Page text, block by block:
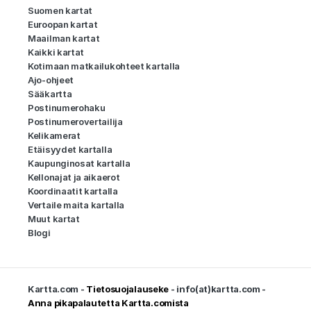
Suomen kartat
Euroopan kartat
Maailman kartat
Kaikki kartat
Kotimaan matkailukohteet kartalla
Ajo-ohjeet
Sääkartta
Postinumerohaku
Postinumerovertailija
Kelikamerat
Etäisyydet kartalla
Kaupunginosat kartalla
Kellonajat ja aikaerot
Koordinaatit kartalla
Vertaile maita kartalla
Muut kartat
Blogi
Kartta.com - Tietosuojalauseke - info(at)kartta.com -
Anna pikapalautetta Kartta.comista